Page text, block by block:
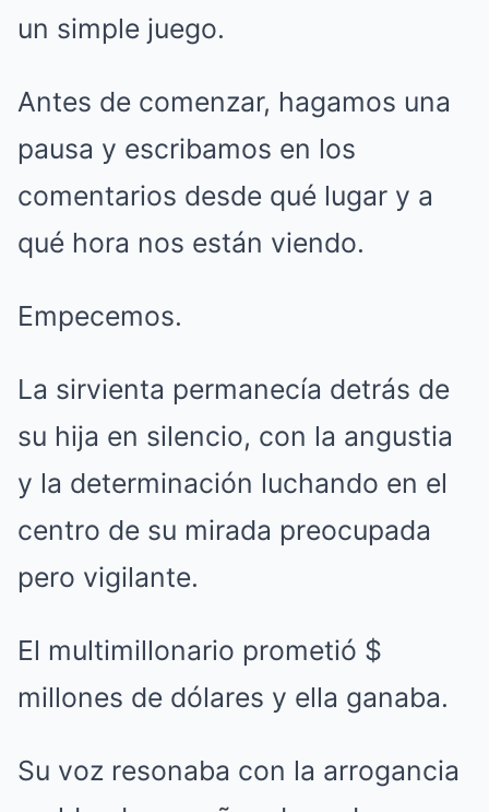
un simple juego.
Antes de comenzar, hagamos una
pausa y escribamos en los
comentarios desde qué lugar y a
qué hora nos están viendo.
Empecemos.
La sirvienta permanecía detrás de
su hija en silencio, con la angustia
y la determinación luchando en el
centro de su mirada preocupada
pero vigilante.
El multimillonario prometió $
millones de dólares y ella ganaba.
Su voz resonaba con la arrogancia